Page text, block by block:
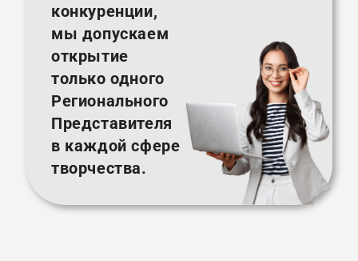
конкуренции,
мы допускаем
открытие
только одного
Регионального
Представителя
в каждой сфере
творчества.